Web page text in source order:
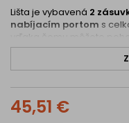
Lišta je vybavená 2
nabíjacím portom s
vďaka čomu môžete
alebo iné zariadenia
Zásuvky sú v norme
Vlastnosti
45,51 €